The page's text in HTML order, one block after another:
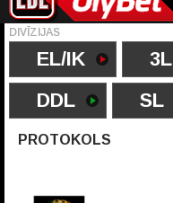
DIVĪZIJAS
EL/IK 3L
DDL
SL
PROTOKOLS